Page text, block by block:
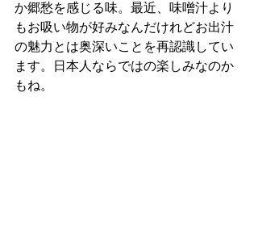
か郷愁を感じる味。最近、味噌汁より
もお吸い物が好みなんだけれどお出汁
の魅力とは奥深いことを再認識してい
ます。日本人ならではの楽しみなのか
もね。